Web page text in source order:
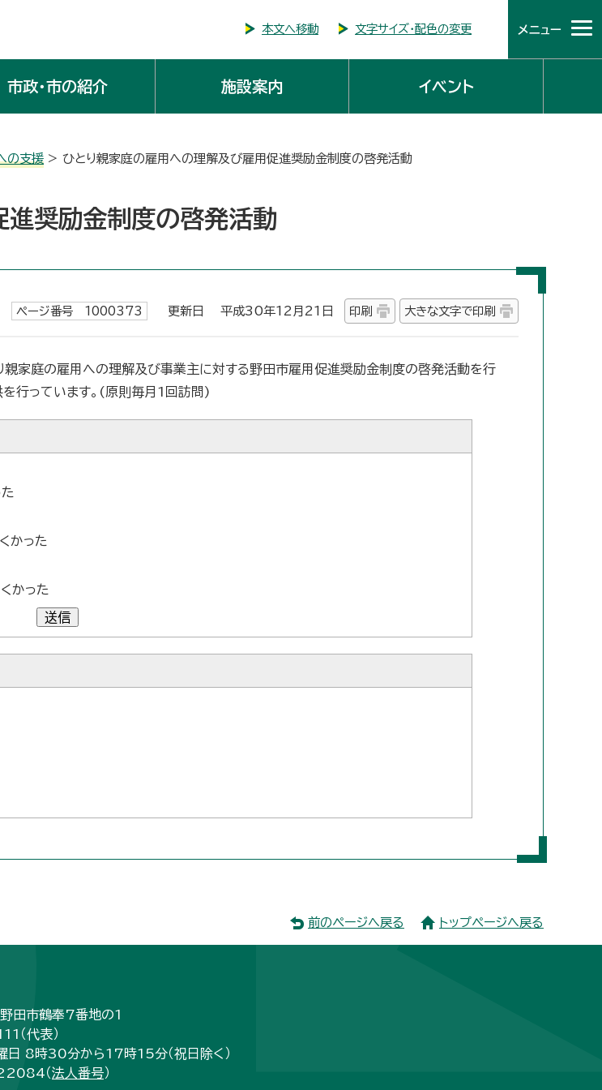
本文へ移動 文字サイズ・配色の変更 メニュー
市政・市の紹介 施設案内 イベント
の支援 > ひとり親家庭の雇用への理解及び雇用促進奨励金制度の啓発活動
奨励金制度の啓発活動
ページ番号 1000373 更新日 平成30年12月21日 印刷 大きな文字で印刷
親家庭の雇用への理解及び事業主に対する野田市雇用促進奨励金制度の啓発活動を行
行っています。(原則毎月1回訪問)
かった
かった
送信
前のページへ戻る トップページへ戻る
市鶴奉7番地の1
（代表）
日 8時30分から17時15分（祝日除く）
（法人番号）